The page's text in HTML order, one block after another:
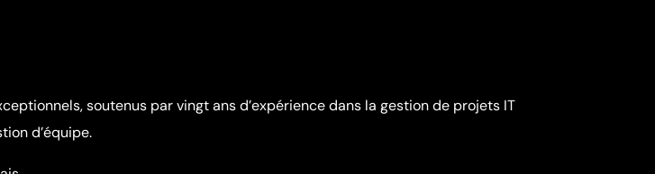
soutenus par vingt ans d’expérience dans la gestion de projets IT
d’équipe.